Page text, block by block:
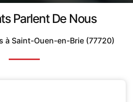
Parlent De Nous
à Saint-Ouen-en-Brie (77720)